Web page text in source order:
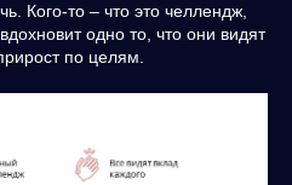
Кого-то – что это челлендж,
одно то, что они видят
по целям.